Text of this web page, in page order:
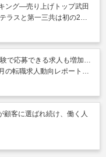
ング―売り上げトップ武田
ラスと第一三共は初の2兆
で応募できる求人も増加…
の転職求人動向レポート
顧客に選ばれ続け、働く人